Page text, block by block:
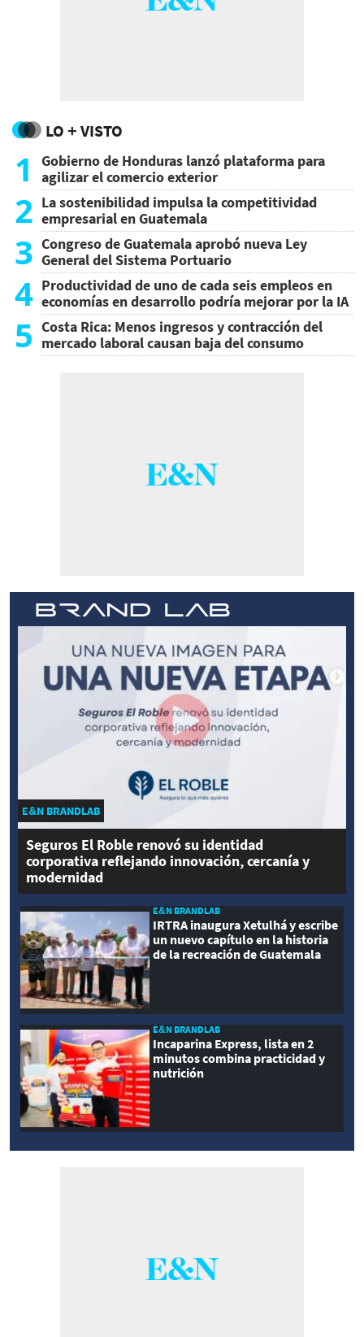
LO + VISTO
1
Gobierno de Honduras lanzó plataforma para
agilizar el comercio exterior
2 La sostenibilidad impulsa la competitividad
empresarial en Guatemala
3 Congreso de Guatemala aprobó nueva Ley
General del Sistema Portuario
4 Productividad de uno de cada seis empleos en
economías en desarrollo podría mejorar por la IA
5 Costa Rica: Menos ingresos y contracción del
mercado laboral causan baja del consumo
E&N BRANDLAB
Seguros El Roble renovó su identidad
corporativa reflejando innovación, cercanía y
modernidad
E&N BRANDLAB
IRTRA inaugura Xetulhá y escribe
un nuevo capítulo en la historia
de la recreación de Guatemala
E&N BRANDLAB
Incaparina Express, lista en 2
minutos combina practicidad y
nutrición